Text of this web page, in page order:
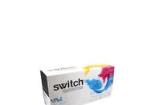
Quantité emballée